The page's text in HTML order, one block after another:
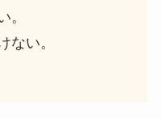
。
ない。